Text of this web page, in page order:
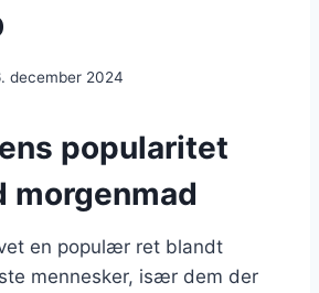
december 2024
popularitet
morgenmad
en populær ret blandt
mennesker, især dem der